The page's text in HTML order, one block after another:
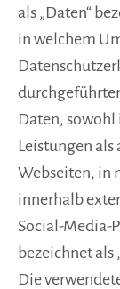
als „Daten“
in welchem
Daten,
Leistungen als
Webseiten, in
innerhalb
Social-Media-
bezeichnet als
Die